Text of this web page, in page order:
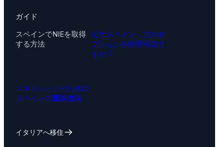
ガイド
スペインでNIEを取得
する方法
ビザスペイン：どのオ
プションが利用可能で
すか？
エキスパットのための
スペインの重要書類
イタリアへ移住